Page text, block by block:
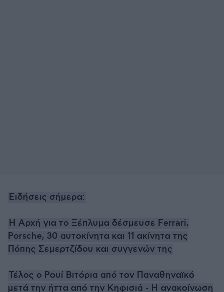
Ειδήσεις σήμερα:
Η Αρχή για το Ξέπλυμα δέσμευσε Ferrari,
Porsche, 30 αυτοκίνητα και 11 ακίνητα της
Πόπης Σεμερτζίδου και συγγενών της
Τέλος ο Ρουί Βιτόρια από τον Παναθηναϊκό
μετά την ήττα από την Κηφισιά - Η ανακοίνωση